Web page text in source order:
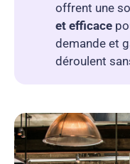
offrent une
et efficace
demande et
déroulent